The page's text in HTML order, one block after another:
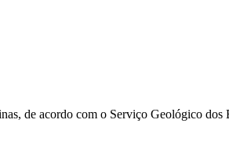
de acordo com o Serviço Geológico